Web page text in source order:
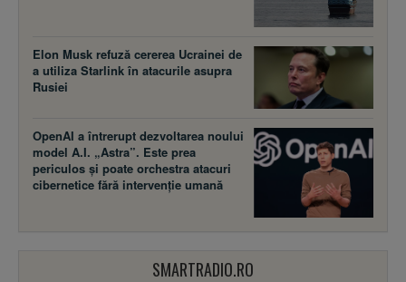
Elon Musk refuză cererea Ucrainei de
a utiliza Starlink în atacurile asupra
Rusiei
OpenAI a întrerupt dezvoltarea noului
model A.I. „Astra”. Este prea
periculos și poate orchestra atacuri
cibernetice fără intervenție umană
SMARTRADIO.RO